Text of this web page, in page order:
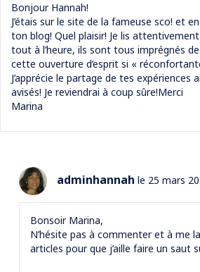
Bonjour Hannah!
J’étais sur le site de la fameuse sco! et
ton blog! Quel plaisir! Je lis
tout à l’heure, ils sont tous imprégnés
cette ouverture d’esprit si «
J’apprécie le partage de tes expériences
avisés! Je reviendrai à coup sûre!Merci
Marina
adminhannah le 25 mars
Bonsoir Marina,
N’hésite pas à commenter et à me
articles pour que j’aille faire un saut